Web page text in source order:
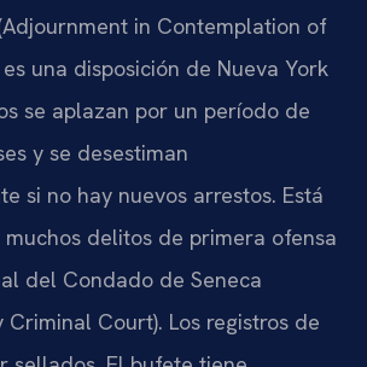
in Contemplation of
es una disposición de Nueva York
se aplazan por un período de
y se desestiman
si no hay nuevos arrestos. Está
delitos de primera ofensa
del Condado de Seneca
Criminal Court). Los registros de